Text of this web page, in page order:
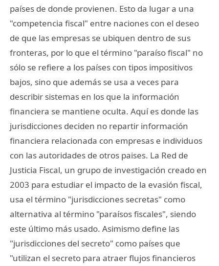
países de donde provienen. Esto da lugar a una
"competencia fiscal" entre naciones con el deseo
de que las empresas se ubiquen dentro de sus
fronteras, por lo que el término "paraíso fiscal" no
sólo se refiere a los países con tipos impositivos
bajos, sino que además se usa a veces para
describir sistemas en los que la información
financiera se mantiene oculta. Aquí es donde las
jurisdicciones deciden no repartir información
financiera relacionada con empresas e individuos
con las autoridades de otros paises. La Red de
Justicia Fiscal, un grupo de investigación creado en
2003 para estudiar el impacto de la evasión fiscal,
usa el término "jurisdicciones secretas" como
alternativa al término "paraísos fiscales", siendo
este último más usado. Asimismo define las
"jurisdicciones del secreto" como países que
"utilizan el secreto para atraer flujos financieros